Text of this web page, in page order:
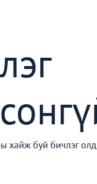
хайж буй бичлэг